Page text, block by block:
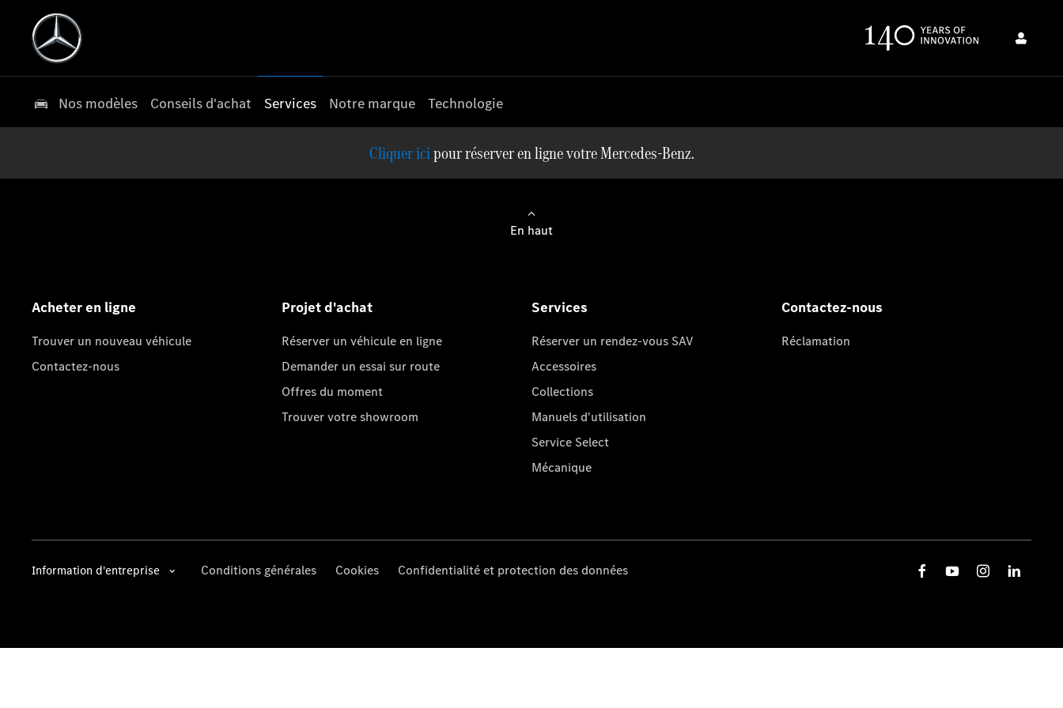
Nos modèles Conseils d'achat Services Notre marque Technologie
pour réserver en ligne votre Mercedes-Benz.
En haut
Acheter en ligne
Trouver un nouveau véhicule
Contactez-nous
Projet d'achat
Réserver un véhicule en ligne
Demander un essai sur route
Offres du moment
Trouver votre showroom
Services
Réserver un rendez-vous SAV
Accessoires
Collections
Manuels d'utilisation
Service Select
Mécanique
Contactez-nous
Réclamation
Information d'entreprise Conditions générales Cookies Confidentialité et protection des données